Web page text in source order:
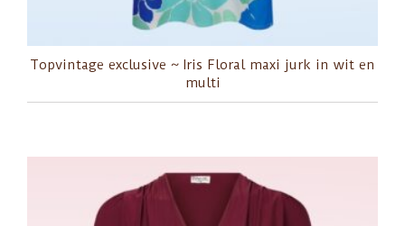
Topvintage exclusive ~ Iris Floral maxi jurk in wit en
multi